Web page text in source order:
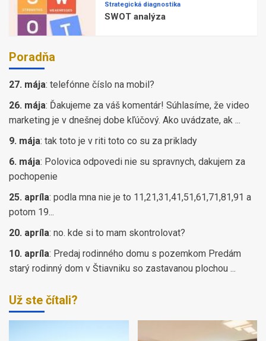
Strategická diagnostika
SWOT analýza
Poradňa
27. mája: telefónne číslo na mobil?
26. mája: Ďakujeme za váš komentár! Súhlasíme, že video
marketing je v dnešnej dobe kľúčový. Ako uvádzate, ak ...
9. mája: tak toto je v riti toto co su za priklady
6. mája: Polovica odpovedi nie su spravnych, dakujem za
pochopenie
25. apríla: podla mna nie je to 11,21,31,41,51,61,71,81,91 a
potom 19...
20. apríla: no. kde si to mam skontrolovat?
10. apríla: Predaj rodinného domu s pozemkom Predám
starý rodinný dom v Štiavniku so zastavanou plochou ...
Už ste čítali?